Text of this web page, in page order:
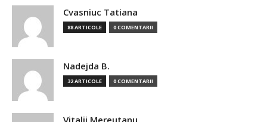
Cvasniuc Tatiana
88 ARTICOLE 0 COMENTARII
Nadejda B.
32 ARTICOLE 0 COMENTARII